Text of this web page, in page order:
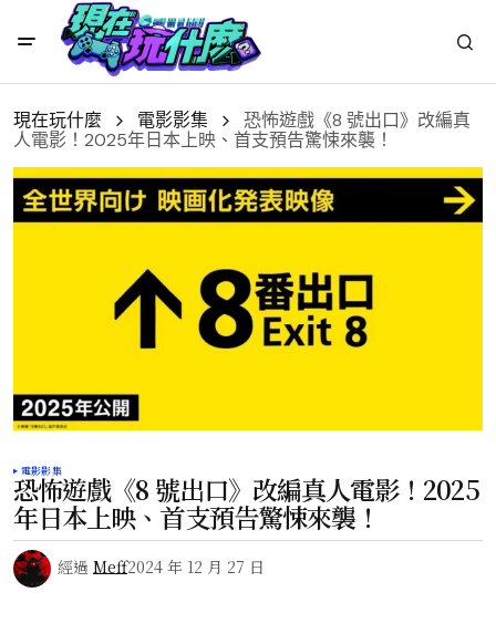
現在玩什麼 電影影集
恐怖遊戲《8 號出口》改編真
人電影！2025年日本上映、首支預告驚悚來襲！
電影影集
恐怖遊戲《8 號出口》改編真人電影！2025
年日本上映、首支預告驚悚來襲！
經過 Meff2024 年 12 月 27 日